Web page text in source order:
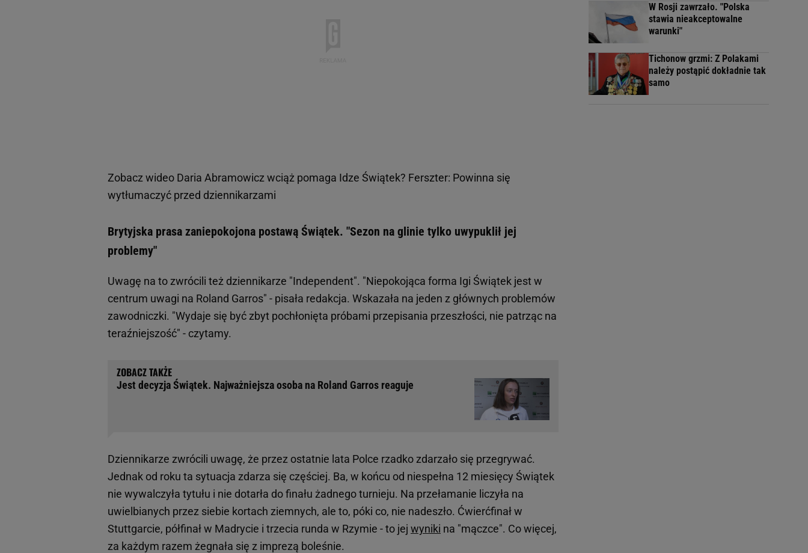
Zobacz wideo Daria Abramowicz wciąż pomaga Idze Świątek? Ferszter: Powinna się
wytłumaczyć przed dziennikarzami
Brytyjska prasa zaniepokojona postawą Świątek. "Sezon na glinie tylko uwypuklił jej
problemy"
Uwagę na to zwrócili też dziennikarze "Independent". "Niepokojąca forma Igi Świątek jest w
centrum uwagi na Roland Garros" - pisała redakcja. Wskazała na jeden z głównych problemów
zawodniczki. "Wydaje się być zbyt pochłonięta próbami przepisania przeszłości, nie patrząc na
teraźniejszość" - czytamy.
Jest decyzja Świątek. Najważniejsza osoba na Roland Garros reaguje
Dziennikarze zwrócili uwagę, że przez ostatnie lata Polce rzadko zdarzało się przegrywać.
Jednak od roku ta sytuacja zdarza się częściej. Ba, w końcu od niespełna 12 miesięcy Świątek
nie wywalczyła tytułu i nie dotarła do finału żadnego turnieju. Na przełamanie liczyła na
uwielbianych przez siebie kortach ziemnych, ale to, póki co, nie nadeszło. Ćwierćfinał w
Stuttgarcie, półfinał w Madrycie i trzecia runda w Rzymie - to jej wyniki na "mączce". Co więcej,
za każdym razem żegnała się z imprezą boleśnie.
W Rosji zawrzało. "Polska
stawia nieakceptowalne
warunki"
Tichonow grzmi: Z Polakami
należy postąpić dokładnie tak
samo